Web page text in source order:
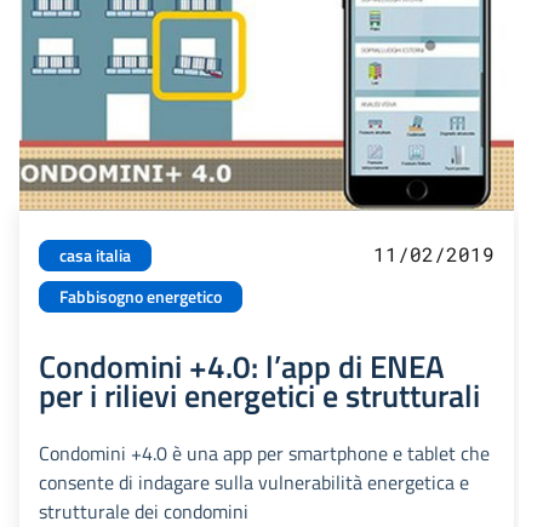
casa italia
Fabbisogno energetico
11/02/2019
Condomini +4.0: l’app di ENEA
per i rilievi energetici e strutturali
Condomini +4.0 è una app per smartphone e tablet che
consente di indagare sulla vulnerabilità energetica e
strutturale dei condomini